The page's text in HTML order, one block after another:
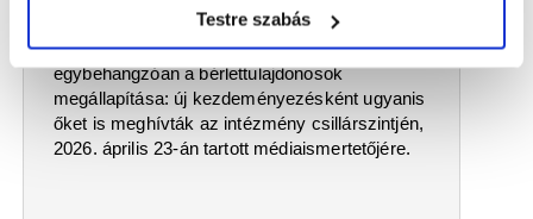
Testre szabás
Győri Nemzeti Színház 2026/2027-
es évadának programja– hangzott el szinte
egybehangzóan a bérlettulajdonosok
megállapítása: új kezdeményezésként ugyanis
őket is meghívták az intézmény csillárszintjén,
2026. április 23-án tartott médiaismertetőjére.